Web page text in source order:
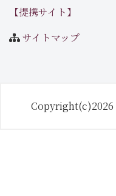
【提携サイト】
サイトマップ
Copyright(c)2026